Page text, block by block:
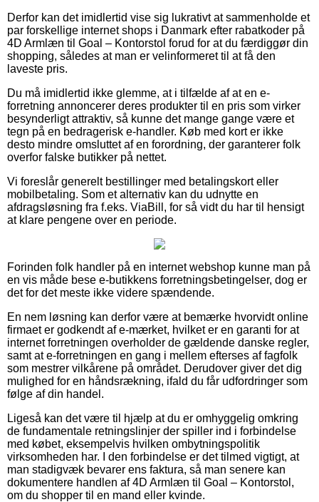
Derfor kan det imidlertid vise sig lukrativt at sammenholde et
par forskellige internet shops i Danmark efter rabatkoder på
4D Armlæn til Goal – Kontorstol forud for at du færdiggør din
shopping, således at man er velinformeret til at få den
laveste pris.
Du må imidlertid ikke glemme, at i tilfælde af at en e-
forretning annoncerer deres produkter til en pris som virker
besynderligt attraktiv, så kunne det mange gange være et
tegn på en bedragerisk e-handler. Køb med kort er ikke
desto mindre omsluttet af en forordning, der garanterer folk
overfor falske butikker på nettet.
Vi foreslår generelt bestillinger med betalingskort eller
mobilbetaling. Som et alternativ kan du udnytte en
afdragsløsning fra f.eks. ViaBill, for så vidt du har til hensigt
at klare pengene over en periode.
Forinden folk handler på en internet webshop kunne man på
en vis måde bese e-butikkens forretningsbetingelser, dog er
det for det meste ikke videre spændende.
En nem løsning kan derfor være at bemærke hvorvidt online
firmaet er godkendt af e-mærket, hvilket er en garanti for at
internet forretningen overholder de gældende danske regler,
samt at e-forretningen en gang i mellem efterses af fagfolk
som mestrer vilkårene på området. Derudover giver det dig
mulighed for en håndsrækning, ifald du får udfordringer som
følge af din handel.
Ligeså kan det være til hjælp at du er omhyggelig omkring
de fundamentale retningslinjer der spiller ind i forbindelse
med købet, eksempelvis hvilken ombytningspolitik
virksomheden har. I den forbindelse er det tilmed vigtigt, at
man stadigvæk bevarer ens faktura, så man senere kan
dokumentere handlen af 4D Armlæn til Goal – Kontorstol,
om du shopper til en mand eller kvinde.